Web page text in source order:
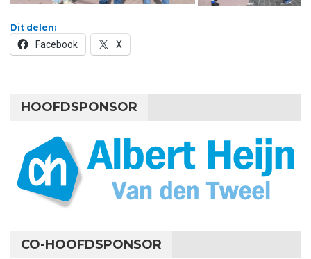
Dit delen:
Facebook X
HOOFDSPONSOR
CO-HOOFDSPONSOR